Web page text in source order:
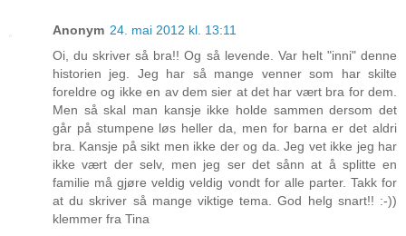
Anonym 24. mai 2012 kl. 13:11
Oi, du skriver så bra!! Og så levende. Var helt "inni" denne
historien jeg. Jeg har så mange venner som har skilte
foreldre og ikke en av dem sier at det har vært bra for dem.
Men så skal man kansje ikke holde sammen dersom det
går på stumpene løs heller da, men for barna er det aldri
bra. Kansje på sikt men ikke der og da. Jeg vet ikke jeg har
ikke vært der selv, men jeg ser det sånn at å splitte en
familie må gjøre veldig veldig vondt for alle parter. Takk for
at du skriver så mange viktige tema. God helg snart!! :-))
klemmer fra Tina